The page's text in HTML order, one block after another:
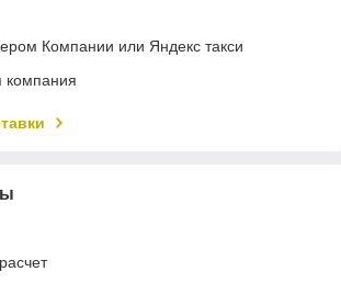
Компании или Яндекс такси
компания